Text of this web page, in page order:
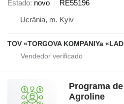
Estado novo
RE55196
Ucrânia, m. Kyiv
TOV «TORGOVA KOMPANIYa
Programa
Agroline